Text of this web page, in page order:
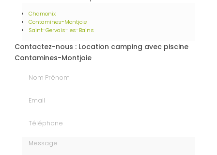
Chamonix
Contamines-Montjoie
Saint-Gervais-les-Bains
Contactez-nous : Location camping avec piscine
Contamines-Montjoie
Nom Prénom
Email
Téléphone
Message